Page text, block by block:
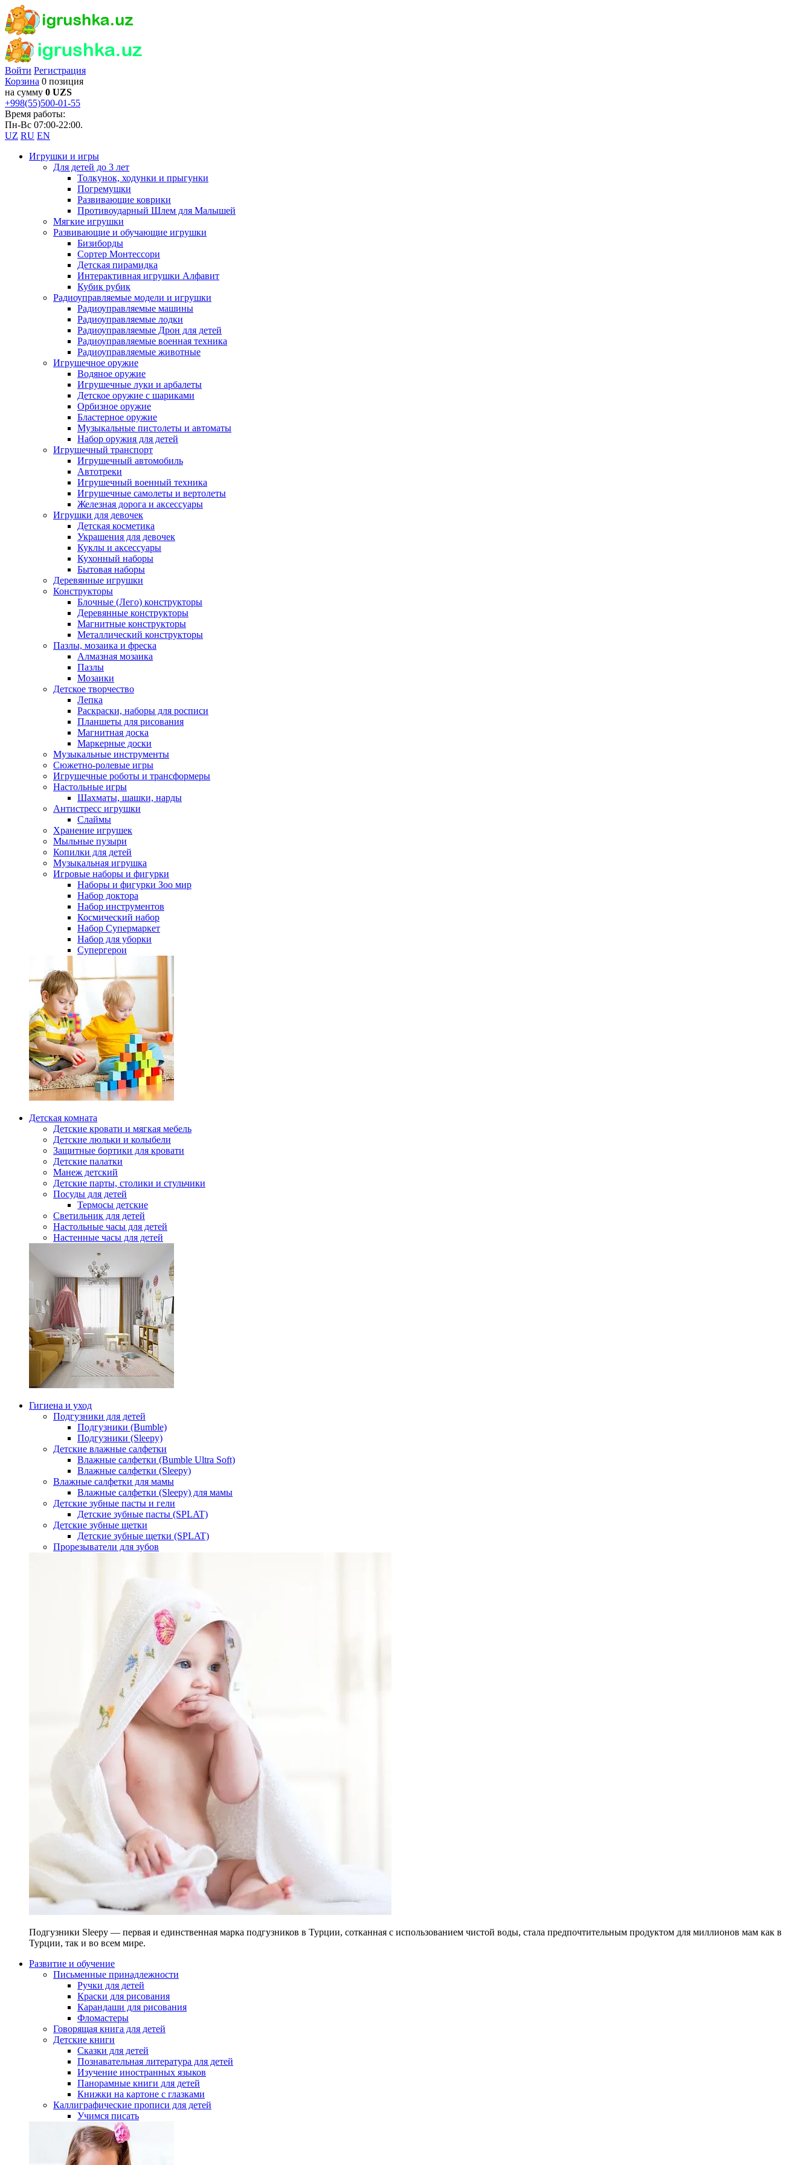
Войти Регистрация
Корзина 0 позиция
на сумму 0 UZS
+998(55)500-01-55
Время работы:
Пн-Вс 07:00-22:00.
UZ RU EN
Игрушки и игры
Для детей до 3 лет
Толкунок, ходунки и прыгунки
Погремушки
Развивающие коврики
Противоударный Шлем для Малышей
Мягкие игрушки
Развивающие и обучающие игрушки
Бизиборды
Сортер Монтессори
Детская пирамидка
Интерактивная игрушки Алфавит
Кубик рубик
Радиоуправляемые модели и игрушки
Радиоуправляемые машины
Радиоуправляемые лодки
Радиоуправляемые Дрон для детей
Радиоуправляемые военная техника
Радиоуправляемые животные
Игрушечное оружие
Водяное оружие
Игрушечные луки и арбалеты
Детское оружие с шариками
Орбизное оружие
Бластерное оружие
Музыкальные пистолеты и автоматы
Набор оружия для детей
Игрушечный транспорт
Игрушечный автомобиль
Aвтотреки
Игрушечный военный техника
Игрушечные самолеты и вертолеты
Железная дорога и аксессуары
Игрушки для девочек
Детская косметика
Украшения для девочек
Куклы и аксессуары
Кухонный наборы
Бытовая наборы
Деревянные игрушки
Конструкторы
Блочные (Лего) конструкторы
Деревянные конструкторы
Магнитные конструкторы
Металлический конструкторы
Пазлы, мозаика и фреска
Алмазная мозаика
Пазлы
Мозаики
Детское творчество
Лепка
Раскраски, наборы для росписи
Планшеты для рисования
Магнитная доска
Маркерные доски
Музыкальные инструменты
Сюжетно-ролевые игры
Игрушечные роботы и трансформеры
Настольные игры
Шахматы, шашки, нарды
Антистресс игрушки
Слаймы
Хранение игрушек
Мыльные пузыри
Копилки для детей
Музыкальная игрушка
Игровые наборы и фигурки
Наборы и фигурки Зоо мир
Набор доктора
Набор инструментов
Космический набор
Hабор Супермаркет
Набор для уборки
Супергерои
Детская комната
Детские кровати и мягкая мебель
Детские люльки и колыбели
Защитные бортики для кровати
Детские палатки
Манеж детский
Детские парты, столики и стульчики
Посуды для детей
Термосы детские
Светильник для детей
Настольные часы для детей
Настенные часы для детей
Гигиена и уход
Подгузники для детей
Подгузники (Bumble)
Подгузники (Sleepy)
Детские влажные салфетки
Влажные салфетки (Bumble Ultra Soft)
Влажные салфетки (Sleepy)
Влажные салфетки для мамы
Влажные салфетки (Sleepy) для мамы
Детские зубные пасты и гели
Детские зубные пасты (SPLAT)
Детские зубные щетки
Детские зубные щетки (SPLAT)
Прорезыватели для зубов
Подгузники Sleepy — первая и единственная марка подгузников в Турции, сотканная с использованием чистой воды, стала предпочтительным продуктом для миллионов мам как в
Турции, так и во всем мире.
Развитие и обучение
Письменные принадлежности
Ручки для детей
Краски для рисования
Карандаши для рисования
Фломастеры
Говорящая книга для детей
Детские книги
Сказки для детей
Познавательная литература для детей
Изучение иностранных языков
Панорамные книги для детей
Книжки на картоне с глазками
Каллиграфические прописи для детей
Учимся писать